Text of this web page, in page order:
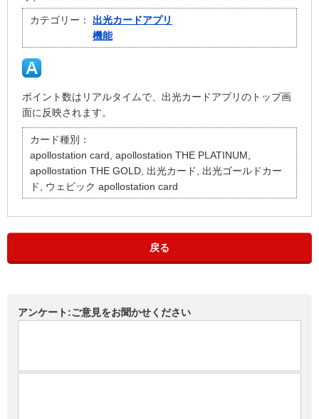
カテゴリー：
出光カードアプリ
機能
ポイント数はリアルタイムで、出光カードアプリのトップ画
面に反映されます。
カード種別：
apollostation card, apollostation THE PLATINUM,
apollostation THE GOLD, 出光カード, 出光ゴールドカー
ド, ウェビック apollostation card
戻る
アンケート:ご意見をお聞かせください